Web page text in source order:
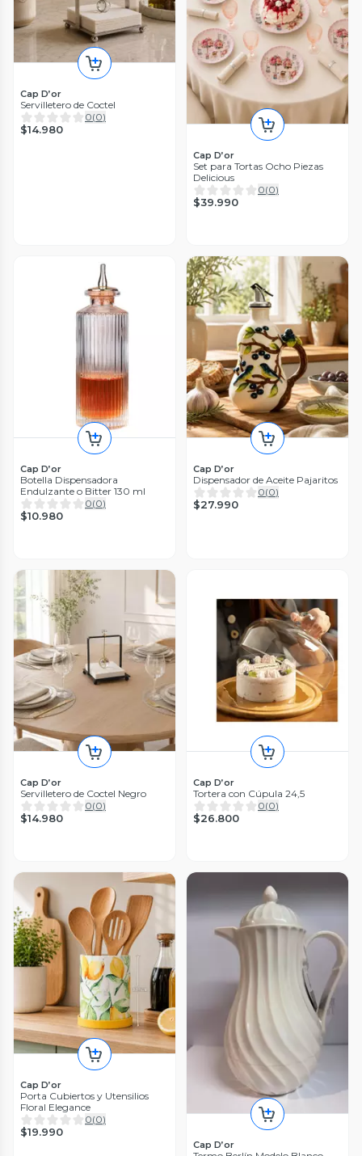
Cap D’or
Servilletero de Coctel
0(0)
$14.980
Cap D’or
Set para Tortas Ocho Piezas
Delicious
0(0)
$39.990
Cap D’or
Botella Dispensadora
Endulzante o Bitter 130 ml
0(0)
$10.980
Cap D’or
Dispensador de Aceite Pajaritos
0(0)
$27.990
Cap D’or
Servilletero de Coctel Negro
0(0)
$14.980
Cap D’or
Tortera con Cúpula 24,5
0(0)
$26.800
Cap D’or
Porta Cubiertos y Utensilios
Floral Elegance
0(0)
$19.990
Cap D’or